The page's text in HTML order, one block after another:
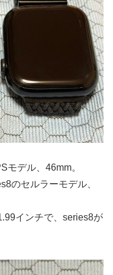
デル、46mm。
のセルラーモデル、
インチで、series8が